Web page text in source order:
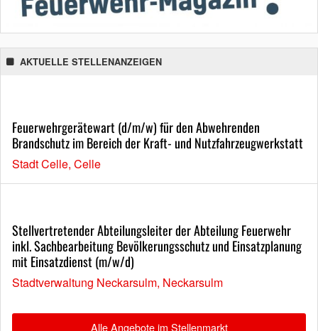
AKTUELLE STELLENANZEIGEN
Feuerwehrgerätewart (d/m/w) für den Abwehrenden
Brandschutz im Bereich der Kraft- und Nutzfahrzeugwerkstatt
Stadt Celle, Celle
Stellvertretender Abteilungsleiter der Abteilung Feuerwehr
inkl. Sachbearbeitung Bevölkerungsschutz und Einsatzplanung
mit Einsatzdienst (m/w/d)
Stadtverwaltung Neckarsulm, Neckarsulm
Alle Angebote im Stellenmarkt